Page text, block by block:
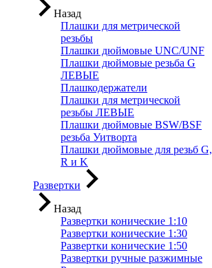
Назад
Плашки для метрической
резьбы
Плашки дюймовые UNC/UNF
Плашки дюймовые резьба G
ЛЕВЫЕ
Плашкодержатели
Плашки для метрической
резьбы ЛЕВЫЕ
Плашки дюймовые BSW/BSF
резьба Уитворта
Плашки дюймовые для резьб G,
R и K
Развертки
Назад
Развертки конические 1:10
Развертки конические 1:30
Развертки конические 1:50
Развертки ручные разжимные